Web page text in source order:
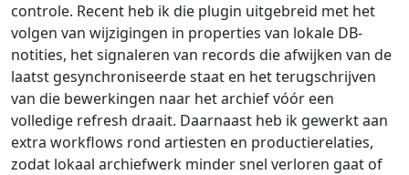
controle. Recent heb ik die plugin uitgebreid met het
volgen van wijzigingen in properties van lokale DB-
notities, het signaleren van records die afwijken van de
laatst gesynchroniseerde staat en het terugschrijven
van die bewerkingen naar het archief vóór een
volledige refresh draait. Daarnaast heb ik gewerkt aan
extra workflows rond artiesten en productierelaties,
zodat lokaal archiefwerk minder snel verloren gaat of